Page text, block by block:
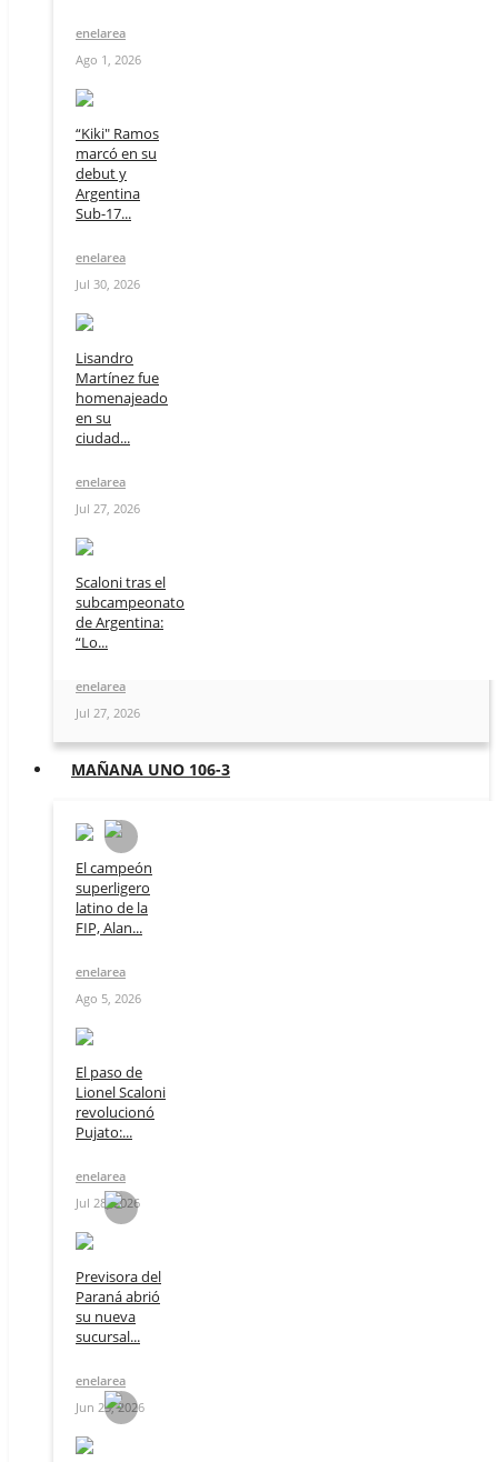
enelarea
Ago 1, 2026
“Kiki" Ramos
marcó en su
debut y
Argentina
Sub-17...
enelarea
Jul 30, 2026
Lisandro
Martínez fue
homenajeado
en su
ciudad...
enelarea
Jul 27, 2026
Scaloni tras el
subcampeonato
de Argentina:
“Lo...
enelarea
Jul 27, 2026
MAÑANA UNO 106-3
El campeón
superligero
latino de la
FIP, Alan...
enelarea
Ago 5, 2026
El paso de
Lionel Scaloni
revolucionó
Pujato:...
enelarea
Jul 28, 2026
Previsora del
Paraná abrió
su nueva
sucursal...
enelarea
Jun 23, 2026